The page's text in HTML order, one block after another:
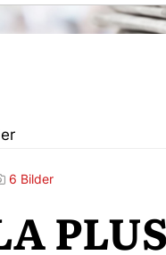
6 Bilder
PLUS